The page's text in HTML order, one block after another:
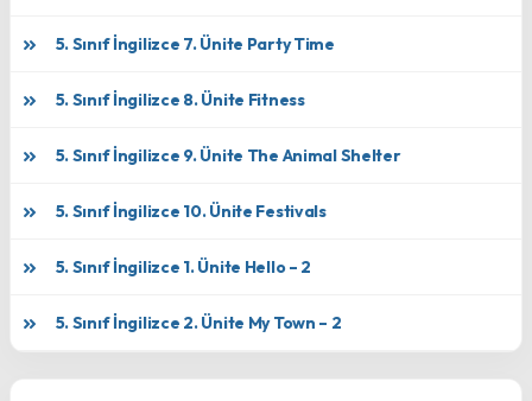
5. Sınıf İngilizce 7. Ünite Party Time
5. Sınıf İngilizce 8. Ünite Fitness
5. Sınıf İngilizce 9. Ünite The Animal Shelter
5. Sınıf İngilizce 10. Ünite Festivals
5. Sınıf İngilizce 1. Ünite Hello – 2
5. Sınıf İngilizce 2. Ünite My Town – 2